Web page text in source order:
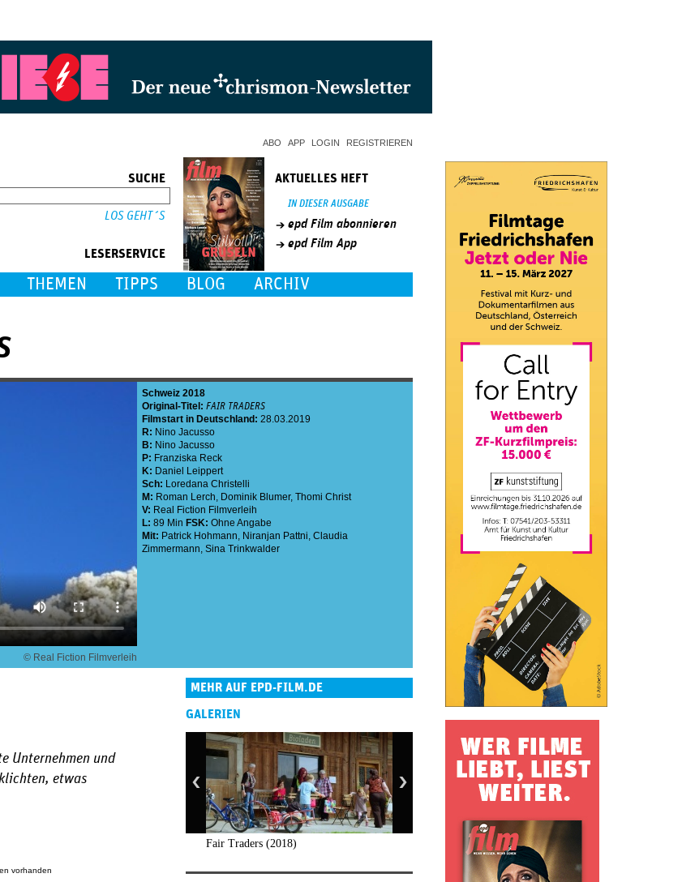
ABO APP LOGIN REGISTRIEREN
SUCHE
LESERSERVICE
AKTUELLES HEFT
IN DIESER AUSGABE
epd Film abonnieren
epd Film App
THEMEN TIPPS BLOG ARCHIV
© Real Fiction Filmverleih
Schweiz 2018
Original-Titel: FAIR TRADERS
Filmstart in Deutschland: 28.03.2019
R: Nino Jacusso
B: Nino Jacusso
P: Franziska Reck
K: Daniel Leippert
Sch: Loredana Christelli
M: Roman Lerch, Dominik Blumer, Thomi Christ
V: Real Fiction Filmverleih
L: 89 Min FSK: Ohne Angabe
Mit: Patrick Hohmann, Niranjan Pattni, Claudia
Zimmermann, Sina Trinkwalder
Unternehmen und
etwas
vorhanden
MEHR AUF EPD-FILM.DE
GALERIEN
Fair Traders (2018)